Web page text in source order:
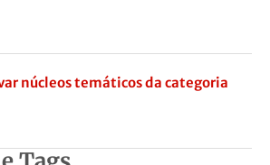
núcleos temáticos da categoria